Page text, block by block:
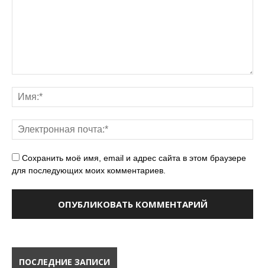
Сохранить моё имя, email и адрес сайта в этом браузере
для последующих моих комментариев.
ПОСЛЕДНИЕ ЗАПИСИ